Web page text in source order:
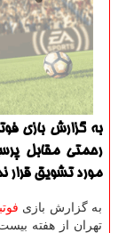
به گزارش بازی
رحمتی مقابل
مورد تشویق قرار
به گزارش بازی
تهران از هفته بیست و